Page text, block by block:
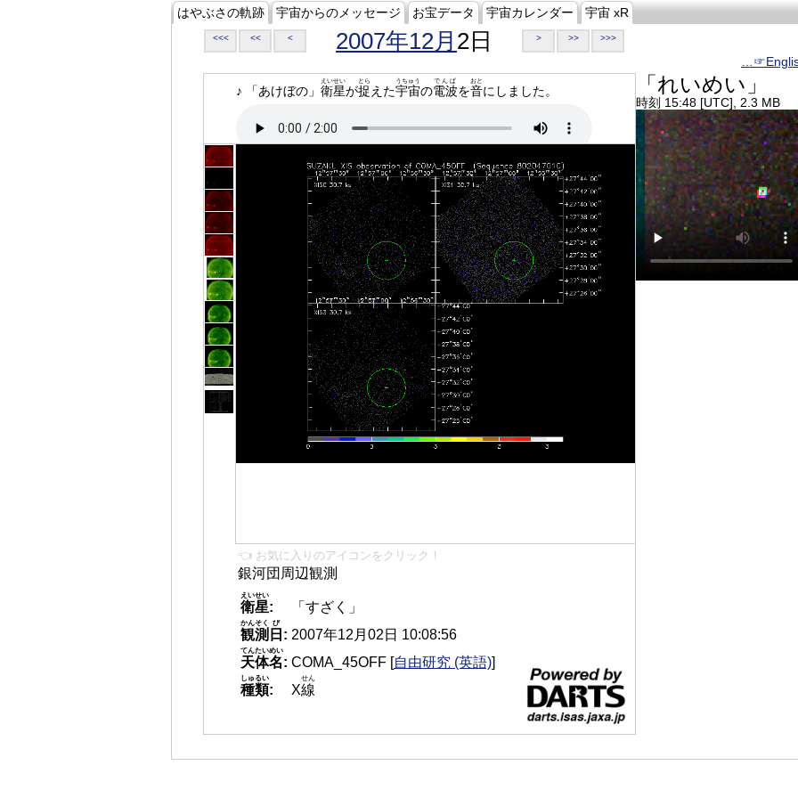
はやぶさの軌跡 宇宙からのメッセージ お宝データ 宇宙カレンダー 宇宙 xR
<<< << < 2007年12月 2日 > >> >>>
♪ 「あけぼの」 衛星
えいせい
が捉
とら
えた宇宙
うちゅう
の電波
でんぱ
を音
おと
にしました。
👈 お気に入りのアイコンをクリック！
銀河団周辺観測
衛星
えいせい
:
「すざく」
観測
かんそく
日
び
: 2007年12月02日 10:08:56
天体名
てんたいめい
: COMA_45OFF [自由研究 (英語)]
種類
しゅるい
: X線
せん
「れいめい」
時刻 15:48 [UTC], 2.3 MB